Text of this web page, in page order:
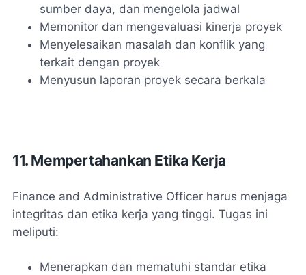
sumber daya, dan mengelola jadwal
Memonitor dan mengevaluasi kinerja proyek
Menyelesaikan masalah dan konflik yang
terkait dengan proyek
Menyusun laporan proyek secara berkala
11. Mempertahankan Etika Kerja
Finance and Administrative Officer harus menjaga
integritas dan etika kerja yang tinggi. Tugas ini
meliputi:
Menerapkan dan mematuhi standar etika